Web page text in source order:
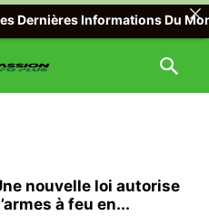
nouvelle loi autorise
à feu en...
Dernières Informations Du